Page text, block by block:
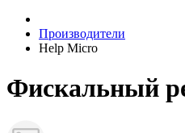
Производители
Help Micro
Фискальный